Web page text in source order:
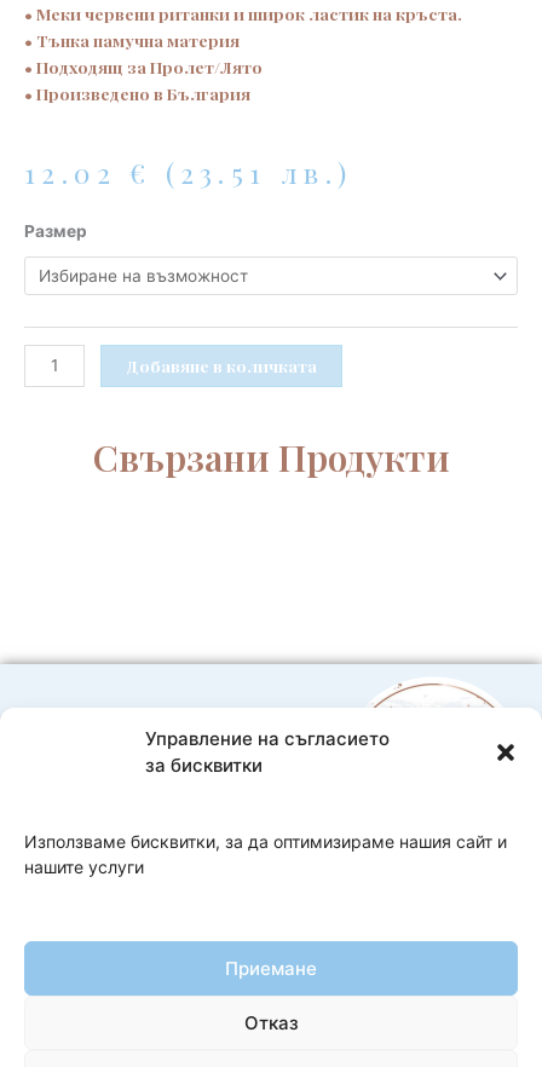
Управление на съгласието
за бисквитки
Използваме бисквитки, за да оптимизираме нашия сайт и
нашите услуги
Приемане
Отказ
• Меки червени ританки и широк ластик на кръста.
• Тънка памучна материя
• Подходящ за Пролет/Лято
• Произведено в България
12.02€ (23.51 лв.)
Размер
количество
за
Бебешки
за
момиченце
с
Добавяне в количката
Свързани Продукти
0888593332
Bebelache@abv.bg
Общи условия